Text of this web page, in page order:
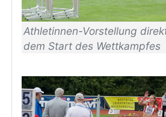
Athletinnen-Vorstellung
dem Start des Wettkampfes